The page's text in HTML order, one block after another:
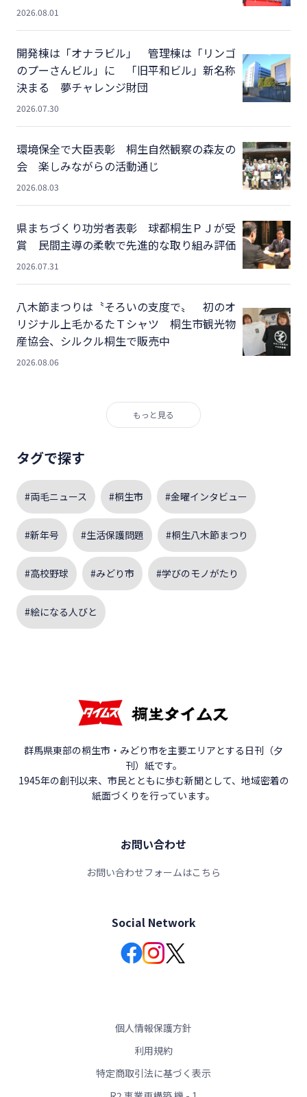
2026.08.01
開発棟は「オナラビル」 管理棟は「リンゴ
のプーさんビル」に 「旧平和ビル」新名称
決まる 夢チャレンジ財団
2026.07.30
環境保全で大臣表彰 桐生自然観察の森友の
会 楽しみながらの活動通じ
2026.08.03
県まちづくり功労者表彰 球都桐生ＰＪが受
賞 民間主導の柔軟で先進的な取り組み評価
2026.07.31
八木節まつりは〝そろいの支度で〟 初のオ
リジナル上毛かるたＴシャツ 桐生市観光物
産協会、シルクル桐生で販売中
2026.08.06
もっと見る
タグで探す
#両毛ニュース #桐生市 #金曜インタビュー
#新年号 #生活保護問題 #桐生八木節まつり
#高校野球 #みどり市 #学びのモノがたり
#絵になる人びと
群馬県東部の桐生市・みどり市を主要エリアとする日刊（夕
刊）紙です。
1945年の創刊以来、市民とともに歩む新聞として、地域密着の
紙面づくりを行っています。
お問い合わせ
お問い合わせフォームはこちら
Social Network
個人情報保護方針
利用規約
特定商取引法に基づく表示